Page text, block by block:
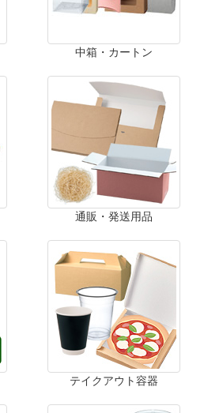
中箱・カートン
通販・発送用品
テイクアウト容器